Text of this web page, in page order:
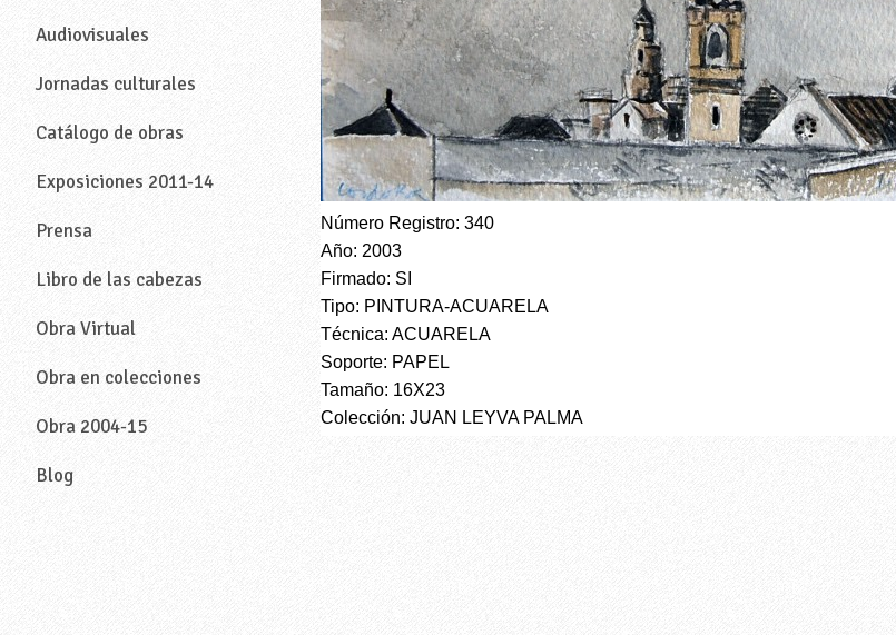
Audiovisuales
Jornadas culturales
Catálogo de obras
Exposiciones 2011-14
Prensa
Libro de las cabezas
Obra Virtual
Obra en colecciones
Obra 2004-15
Blog
Número Registro: 340
Año: 2003
Firmado: SI
Tipo: PINTURA-ACUARELA
Técnica: ACUARELA
Soporte: PAPEL
Tamaño: 16X23
Colección: JUAN LEYVA PALMA